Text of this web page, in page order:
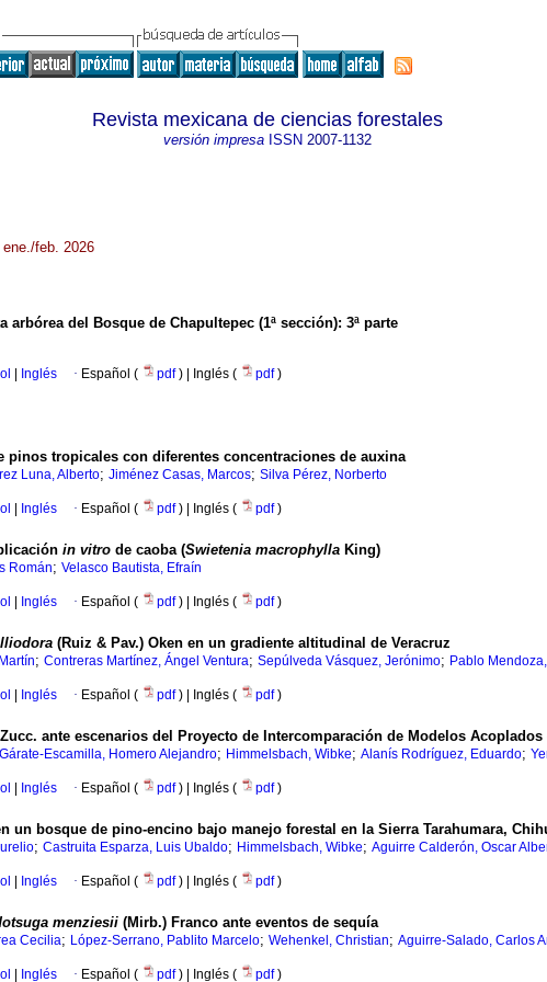
Revista mexicana de ciencias forestales
versión impresa ISSN 2007-1132
feb. 2026
del Bosque de Chapultepec (1ª sección): 3ª parte
Inglés · Español ( pdf) | Inglés ( pdf)
pinos tropicales con diferentes concentraciones de auxina
Luna, Alberto; Jiménez Casas, Marcos; Silva Pérez, Norberto
Inglés · Español ( pdf) | Inglés ( pdf)
in vitro de caoba (Swietenia macrophylla King)
Román; Velasco Bautista, Efraín
Inglés · Español ( pdf) | Inglés ( pdf)
(Ruiz & Pav.) Oken en un gradiente altitudinal de Veracruz
; Contreras Martínez, Ángel Ventura; Sepúlveda Vásquez, Jerónimo; Pablo
Inglés · Español ( pdf) | Inglés ( pdf)
Zucc. ante escenarios del Proyecto de Intercomparación de Modelos Acoplados
Gárate-Escamilla, Homero Alejandro; Himmelsbach, Wibke; Alanís Rodríguez, Eduardo;
Inglés · Español ( pdf) | Inglés ( pdf)
un bosque de pino-encino bajo manejo forestal en la Sierra Tarahumara,
; Castruita Esparza, Luis Ubaldo; Himmelsbach, Wibke; Aguirre Calderón, Oscar
Inglés · Español ( pdf) | Inglés ( pdf)
menziesii (Mirb.) Franco ante eventos de sequía
Cecilia; López-Serrano, Pablito Marcelo; Wehenkel, Christian; Aguirre-Salado, Carlos
Inglés · Español ( pdf) | Inglés ( pdf)